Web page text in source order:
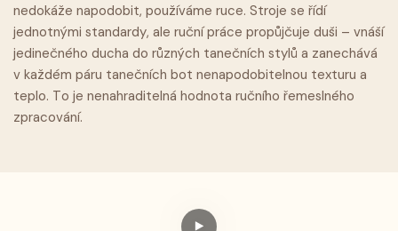
nedokáže napodobit, používáme ruce. Stroje se řídí
jednotnými standardy, ale ruční práce propůjčuje duši – vnáší
jedinečného ducha do různých tanečních stylů a zanechává
v každém páru tanečních bot nenapodobitelnou texturu a
teplo. To je nenahraditelná hodnota ručního řemeslného
zpracování.